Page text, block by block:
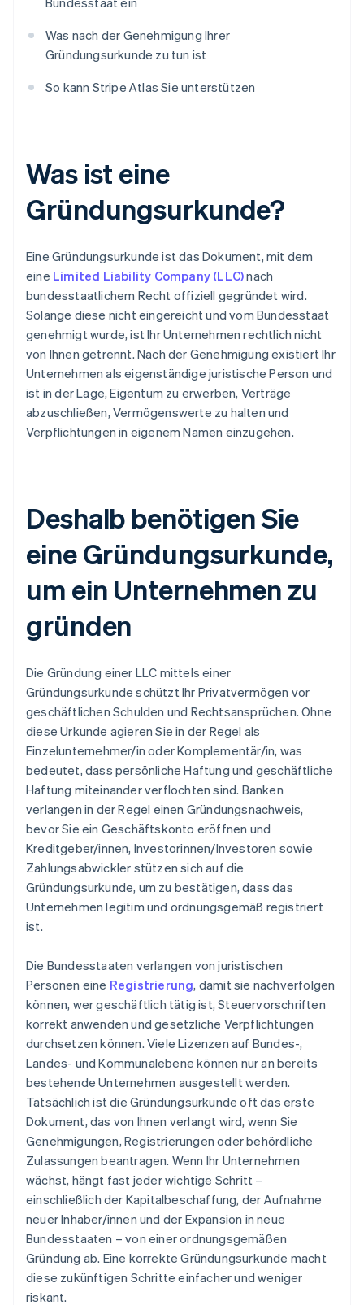
Was nach der Genehmigung Ihrer
Gründungsurkunde zu tun ist
So kann Stripe Atlas Sie unterstützen
Was ist eine
Gründungsurkunde?
Eine Gründungsurkunde ist das Dokument, mit dem
eine Limited Liability Company (LLC)nach
bundesstaatlichem Recht offiziell gegründet wird.
Solange diese nicht eingereicht und vom Bundesstaat
genehmigt wurde, ist Ihr Unternehmen rechtlich nicht
von Ihnen getrennt. Nach der Genehmigung existiert Ihr
Unternehmen als eigenständige juristische Person und
ist in der Lage, Eigentum zu erwerben, Verträge
abzuschließen, Vermögenswerte zu halten und
Verpflichtungen in eigenem Namen einzugehen.
Deshalb benötigen Sie
eine Gründungsurkunde,
um ein Unternehmen zu
gründen
Die Gründung einer LLC mittels einer
Gründungsurkunde schützt Ihr Privatvermögen vor
geschäftlichen Schulden und Rechtsansprüchen. Ohne
diese Urkunde agieren Sie in der Regel als
Einzelunternehmer/in oder Komplementär/in, was
bedeutet, dass persönliche Haftung und geschäftliche
Haftung miteinander verflochten sind. Banken
verlangen in der Regel einen Gründungsnachweis,
bevor Sie ein Geschäftskonto eröffnen und
Kreditgeber/innen, Investorinnen/Investoren sowie
Zahlungsabwickler stützen sich auf die
Gründungsurkunde, um zu bestätigen, dass das
Unternehmen legitim und ordnungsgemäß registriert
ist.
Die Bundesstaaten verlangen von juristischen
Personen eine Registrierung, damit sie nachverfolgen
können, wer geschäftlich tätig ist, Steuervorschriften
korrekt anwenden und gesetzliche Verpflichtungen
durchsetzen können. Viele Lizenzen auf Bundes-,
Landes- und Kommunalebene können nur an bereits
bestehende Unternehmen ausgestellt werden.
Tatsächlich ist die Gründungsurkunde oft das erste
Dokument, das von Ihnen verlangt wird, wenn Sie
Genehmigungen, Registrierungen oder behördliche
Zulassungen beantragen. Wenn Ihr Unternehmen
wächst, hängt fast jeder wichtige Schritt –
einschließlich der Kapitalbeschaffung, der Aufnahme
neuer Inhaber/innen und der Expansion in neue
Bundesstaaten – von einer ordnungsgemäßen
Gründung ab. Eine korrekte Gründungsurkunde macht
diese zukünftigen Schritte einfacher und weniger
riskant.